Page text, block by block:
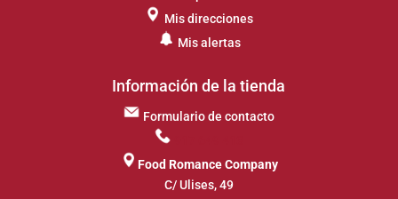
Mis direcciones
Mis alertas
Información de la tienda
Formulario de contacto
Food Romance Company
C/ Ulises, 49